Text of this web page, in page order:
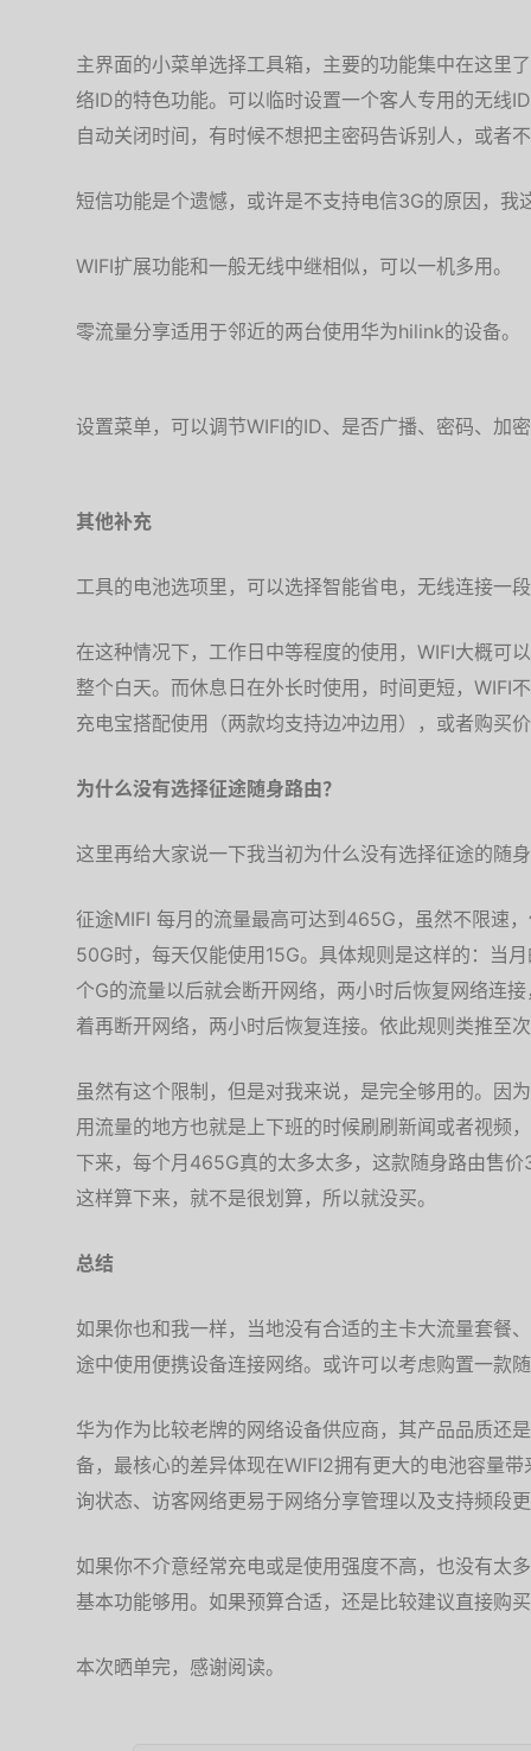
主界面的小菜单选择工具箱，主要的功能集中在这里
络ID的特色功能。可以临时设置一个客人专用的无线
自动关闭时间，有时候不想把主密码告诉别人，或者
短信功能是个遗憾，或许是不支持电信3G的原因，我
WIFI扩展功能和一般无线中继相似，可以一机多用。
零流量分享适用于邻近的两台使用华为hilink的设备。
设置菜单，可以调节WIFI的ID、是否广播、密码、加
其他补充
工具的电池选项里，可以选择智能省电，无线连接一
在这种情况下，工作日中等程度的使用，WIFI大概可
整个白天。而休息日在外长时使用，时间更短，WIFI
充电宝搭配使用（两款均支持边冲边用），或者购买
为什么没有选择征途随身路由？
这里再给大家说一下我当初为什么没有选择征途的随
征途MIFI 每月的流量最高可达到465G，虽然不限速
50G时，每天仅能使用15G。具体规则是这样的：当
个G的流量以后就会断开网络，两小时后恢复网络连
着再断开网络，两小时后恢复连接。依此规则类推至
虽然有这个限制，但是对我来说，是完全够用的。因
用流量的地方也就是上下班的时候刷刷新闻或者视频
下来，每个月465G真的太多太多，这款随身路由售
这样算下来，就不是很划算，所以就没买。
总结
如果你也和我一样，当地没有合适的主卡大流量套餐
途中使用便携设备连接网络。或许可以考虑购置一款
华为作为比较老牌的网络设备供应商，其产品品质还
备，最核心的差异体现在WIFI2拥有更大的电池容量
询状态、访客网络更易于网络分享管理以及支持频段
如果你不介意经常充电或是使用强度不高，也没有太
基本功能够用。如果预算合适，还是比较建议直接购
本次晒单完，感谢阅读。